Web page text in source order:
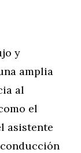
y
amplia
al
el
asistente